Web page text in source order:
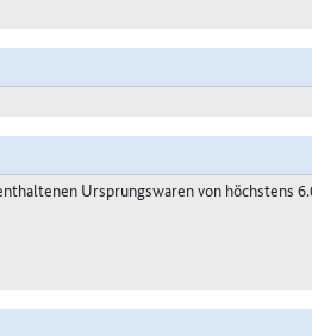
Ursprungswaren von höchstens